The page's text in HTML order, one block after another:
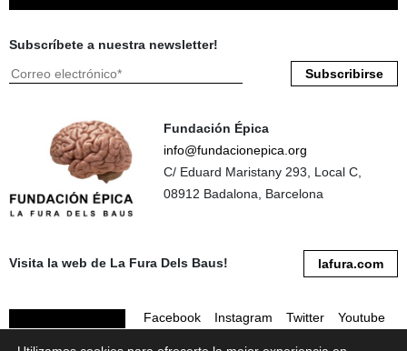
Subscríbete a nuestra newsletter!
Fundación Épica
info@fundacionepica.org
C/ Eduard Maristany 293, Local C,
08912 Badalona, Barcelona
Visita la web de La Fura Dels Baus! lafura.com
Facebook Instagram Twitter Youtube